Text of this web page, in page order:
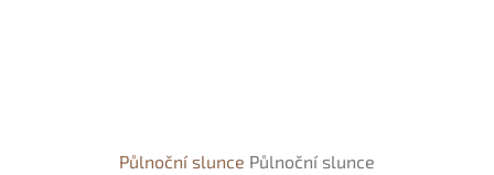
Půlnoční slunce Půlnoční slunce